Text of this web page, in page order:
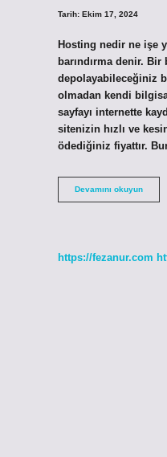
Tarih: Ekim 17, 2024
Hosting nedir ne işe
barındırma denir.
depolayabileceğiniz
olmadan kendi
sayfayı internette
sitenizin hızlı ve
ödediğiniz fiyattır.
Devamını okuyunHosting
https://fezanur.com